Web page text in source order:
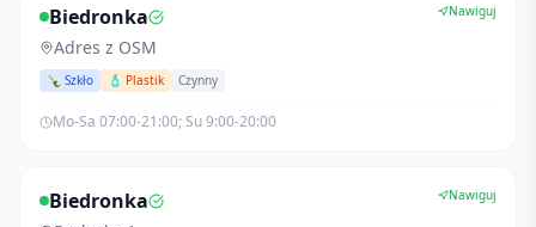
Biedronka
Adres z OSM
🍾 Szkło 🧴 Plastik Czynny
Nawiguj
Mo-Sa 07:00-21:00; Su 9:00-20:00
Biedronka Nawiguj